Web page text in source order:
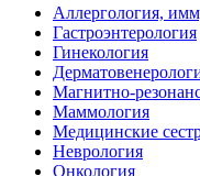
Аллергология,
Гастроэнтерология
Гинекология
Магнитно-
Маммология
Медицинские
Неврология
Онкология